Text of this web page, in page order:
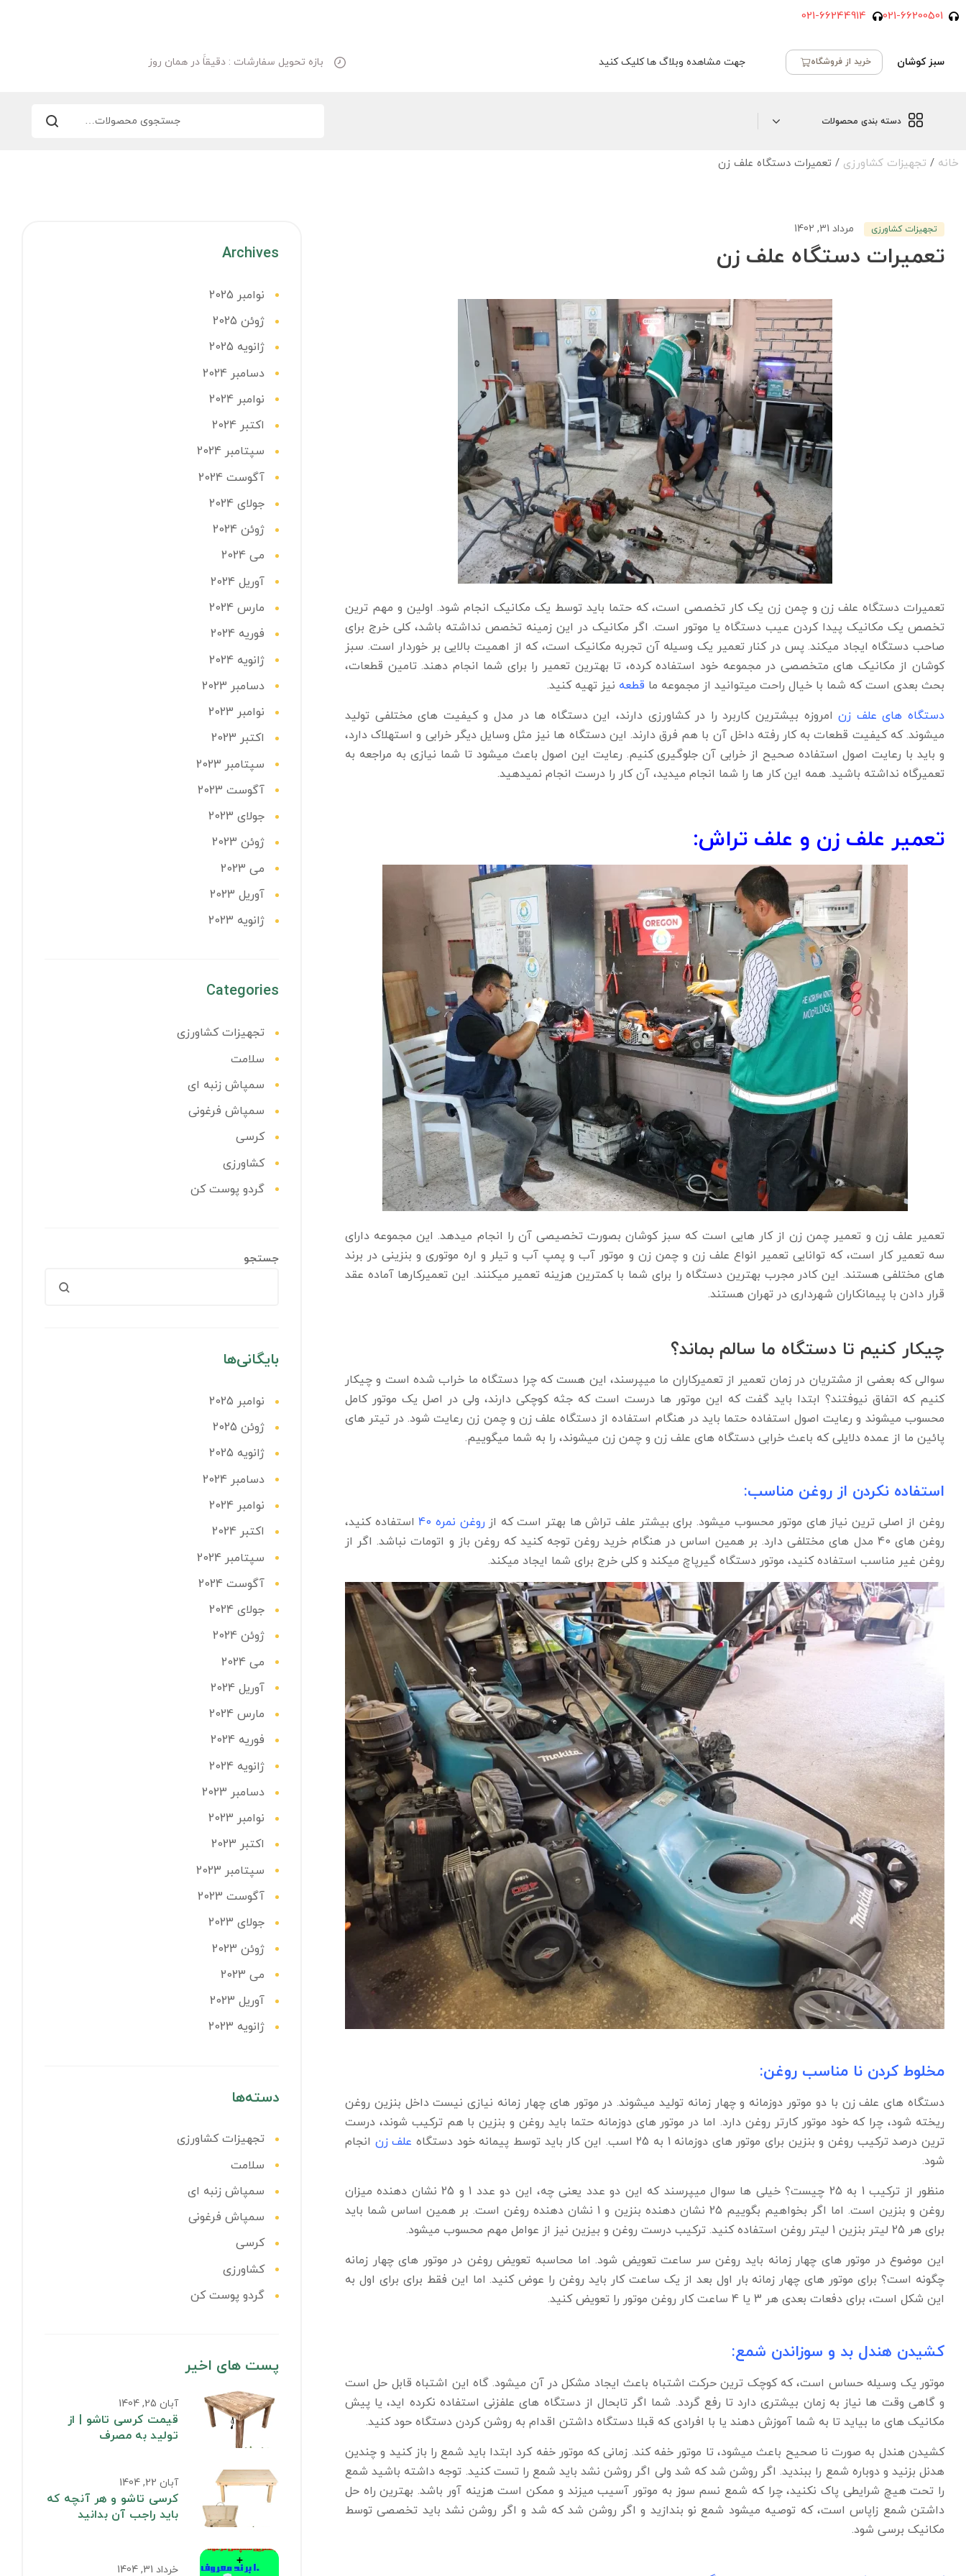
021-66200501
021-66244914
سبز کوشان خرید از فروشگاه جهت مشاهده وبلاگ ها کلیک کنید بازه تحویل سفارشات : دقیقاََ در همان روز
دسته بندی محصولات
خانه / تجهیزات کشاورزی / تعمیرات دستگاه علف زن
تجهیزات کشاورزی مرداد 31, 1402
تعمیرات دستگاه علف زن
تعمیرات دستگاه علف زن و چمن زن یک کار تخصصی است، که حتما باید توسط یک مکانیک انجام شود. اولین و مهم ترین
تخصص یک مکانیک پیدا کردن عیب دستگاه یا موتور است. اگر مکانیک در این زمینه تخصص نداشته باشد، کلی خرج برای
صاحب دستگاه ایجاد میکند. پس در کنار تعمیر یک وسیله آن تجربه مکانیک است، که از اهمیت بالایی بر خوردار است. سبز
کوشان از مکانیک های متخصصی در مجموعه خود استفاده کرده، تا بهترین تعمیر را برای شما انجام دهند. تامین قطعات،
بحث بعدی است که شما با خیال راحت میتوانید از مجموعه ما قطعه نیز تهیه کنید.
دستگاه های علف زنامروزه بیشترین کاربرد را در کشاورزی دارند، این دستگاه ها در مدل و کیفیت های مختلفی تولید
میشوند. که کیفیت قطعات به کار رفته داخل آن با هم فرق دارند. این دستگاه ها نیز مثل وسایل دیگر خرابی و استهلاک دارد،
و باید با رعایت اصول استفاده صحیح از خرابی آن جلوگیری کنیم. رعایت این اصول باعث میشود تا شما نیازی به مراجعه به
تعمیرگاه نداشته باشید. همه این کار ها را شما انجام میدید، آن کار را درست انجام نمیدهید.
تعمیر علف زن و علف تراش:
تعمیر علف زن و تعمیر چمن زن از کار هایی است که سبز کوشان بصورت تخصیصی آن را انجام میدهد. این مجموعه دارای
سه تعمیر کار است، که توانایی تعمیر انواع علف زن و چمن زن و موتور آب و پمپ آب و تیلر و اره موتوری و بنزینی در برند
های مختلفی هستند. این کادر مجرب بهترین دستگاه را برای شما با کمترین هزینه تعمیر میکنند. این تعمیرکار‌ها آماده عقد
قرار دادن با پیمانکاران شهرداری در تهران هستند.
چیکار کنیم تا دستگاه ما سالم بماند؟
سوالی که بعضی از مشتریان در زمان تعمیر از تعمیرکاران ما میپرسند، این هست که چرا دستگاه ما خراب شده است و چیکار
کنیم که اتفاق نیوفتند؟ ابتدا باید گفت که این موتور ها درست است که جثه کوچکی دارند، ولی در اصل یک موتور کامل
محسوب میشوند و رعایت اصول استفاده حتما باید در هنگام استفاده از دستگاه علف زن و چمن زن رعایت شود. در تیتر های
پائین ما از عمده دلایلی که باعث خرابی دستگاه های علف زن و چمن زن میشوند، را به شما میگوییم.
استفاده نکردن از روغن مناسب:
روغن از اصلی ترین نیاز های موتور محسوب میشود. برای بیشتر علف تراش ها بهتر است که از روغن نمره 40
استفاده کنید،
روغن های 40 مدل های مختلفی دارد. بر همین اساس در هنگام خرید روغن توجه کنید که روغن باز و اتومات نباشد. اگر از
روغن غیر مناسب استفاده کنید، موتور دستگاه گیرپاچ میکند و کلی خرج برای شما ایجاد میکند.
مخلوط کردن نا مناسب روغن:
دستگاه های علف زن با دو موتور دوزمانه و چهار زمانه تولید میشوند. در موتور های چهار زمانه نیازی نیست داخل بنزین روغن
ریخته شود، چرا که خود موتور کارتر روغن دارد. اما در موتور های دوزمانه حتما باید روغن و بنزین با هم ترکیب شوند، درست
ترین درصد ترکیب روغن و بنزین برای موتور های دوزمانه 1 به 25 اسب. این کار باید توسط پیمانه خود دستگاه
علف زن انجام
شود.
منظور از ترکیب 1 به 25 چیست؟ خیلی ها سوال میپرسند که این دو عدد یعنی چه، این دو عدد 1 و 25 نشان دهنده میزان
روغن و بنزین است. اما اگر بخواهیم بگوییم 25 نشان دهنده بنزین و 1 نشان دهنده روغن است. بر همین اساس شما باید
برای هر 25 لیتر بنزین 1 لیتر روغن استفاده کنید. ترکیب درست روغن و بیزین نیز از عوامل مهم محسوب میشود.
این موضوع در موتور های چهار زمانه باید روغن سر ساعت تعویض شود. اما محاسبه تعویض روغن در موتور های چهار زمانه
چگونه است؟ برای موتور های چهار زمانه بار اول بعد از یک ساعت کار باید روغن را عوض کنید. اما این فقط برای برای اول به
این شکل است، برای دفعات بعدی هر 3 یا 4 ساعت کار روغن موتور را تعویض کنید.
کشیدن هندل بد و سوزاندن شمع:
موتور یک وسیله حساس است، که کوچک ترین حرکت اشتباه باعث ایجاد مشکل در آن میشود. گاه این اشتباه قابل حل است
و گاهی وقت ها نیاز به زمان بیشتری دارد تا رفع گردد. شما اگر تابحال از دستگاه های علفزنی استفاده نکرده اید، یا پیش
مکانیک های ما بیاید تا به شما آموزش دهند یا با افرادی که قبلا دستگاه داشتن اقدام به روشن کردن دستگاه حود کنید.
کشیدن هندل به صورت نا صحیح باعث میشود، تا موتور خفه کند. زمانی که موتور خفه کرد ابتدا باید شمع را باز کنید و چندین
هدنل بزنید و دوباره شمع را ببندید. اگر روشن شد که شد ولی اگر روشن نشد باید شمع را تست کنید. توجه داشته باشید شمع
را تحت هیچ شرایطی پاک نکنید، چرا که شمع نسم سوز به موتور آسیب میزند و ممکن است هزینه آور باشد. بهترین راه حل
داشتن شمع زاپاس است، که توصیه میشود شمع نو بندازید و اگر روشن شد که شد و اگر روشن نشد باید تخصصی توسط
مکانیک برسی شود.
Archives
نوامبر 2025
ژوئن 2025
ژانویه 2025
دسامبر 2024
نوامبر 2024
اکتبر 2024
سپتامبر 2024
آگوست 2024
جولای 2024
ژوئن 2024
می 2024
آوریل 2024
مارس 2024
فوریه 2024
ژانویه 2024
دسامبر 2023
نوامبر 2023
اکتبر 2023
سپتامبر 2023
آگوست 2023
جولای 2023
ژوئن 2023
می 2023
آوریل 2023
ژانویه 2023
Categories
تجهیزات کشاورزی
سلامت
سمپاش زنبه ای
سمپاش فرغونی
کرسی
کشاورزی
گردو پوست کن
جستجو
بایگانی‌ها
نوامبر 2025
ژوئن 2025
ژانویه 2025
دسامبر 2024
نوامبر 2024
اکتبر 2024
سپتامبر 2024
آگوست 2024
جولای 2024
ژوئن 2024
می 2024
آوریل 2024
مارس 2024
فوریه 2024
ژانویه 2024
دسامبر 2023
نوامبر 2023
اکتبر 2023
سپتامبر 2023
آگوست 2023
جولای 2023
ژوئن 2023
می 2023
آوریل 2023
ژانویه 2023
دسته‌ها
تجهیزات کشاورزی
سلامت
سمپاش زنبه ای
سمپاش فرغونی
کرسی
کشاورزی
گردو پوست کن
پست های اخیر
آبان 25, 1404
قیمت کرسی تاشو | از
تولید به مصرف
آبان 22, 1404
کرسی تاشو و هر آنچه که
باید راجب آن بدانید
خرداد 31, 1404